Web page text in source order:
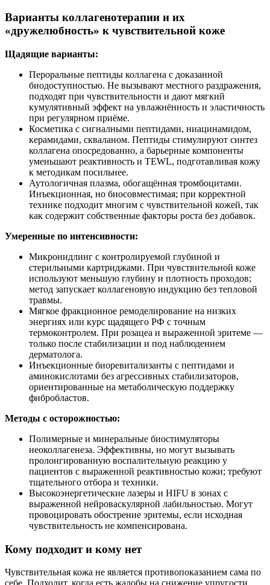
Варианты коллагенотерапии и их
«дружелюбность» к чувствительной коже
Щадящие варианты:
Пероральные пептиды коллагена с доказанной
биодоступностью. Не вызывают местного раздражения,
подходят при чувствительности и дают мягкий
кумулятивный эффект на увлажнённость и эластичность
при регулярном приёме.
Косметика с сигналными пептидами, ниацинамидом,
керамидами, скваланом. Пептиды стимулируют синтез
коллагена опосредованно, а барьерные компоненты
уменьшают реактивность и TEWL, подготавливая кожу
к методикам посильнее.
Аутологичная плазма, обогащённая тромбоцитами.
Инъекционная, но биосовместимая; при корректной
технике подходит многим с чувствительной кожей, так
как содержит собственные факторы роста без добавок.
Умеренные по интенсивности:
Микронидлинг с контролируемой глубиной и
стерильными картриджами. При чувствительной коже
используют меньшую глубину и плотность проходов;
метод запускает коллагеновую индукцию без тепловой
травмы.
Мягкое фракционное ремоделирование на низких
энергиях или курс щадящего РФ с точным
термоконтролем. При розацеа и выраженной эритеме —
только после стабилизации и под наблюдением
дерматолога.
Инъекционные биоревитализанты с пептидами и
аминокислотами без агрессивных стабилизаторов,
ориентированные на метаболическую поддержку
фибробластов.
Методы с осторожностью:
Полимерные и минеральные биостимуляторы
неоколлагенеза. Эффективны, но могут вызывать
пролонгированную воспалительную реакцию у
пациентов с выраженной реактивностью кожи; требуют
тщательного отбора и техники.
Высокоэнергетические лазеры и HIFU в зонах с
выраженной нейроваскулярной лабильностью. Могут
провоцировать обострение эритемы, если исходная
чувствительность не компенсирована.
Кому подходит и кому нет
Чувствительная кожа не является противопоказанием сама по